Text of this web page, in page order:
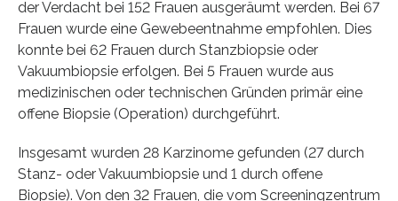
der Verdacht bei 152 Frauen ausgeräumt werden. Bei 67
Frauen wurde eine Gewebeentnahme empfohlen. Dies
konnte bei 62 Frauen durch Stanzbiopsie oder
Vakuumbiopsie erfolgen. Bei 5 Frauen wurde aus
medizinischen oder technischen Gründen primär eine
offene Biopsie (Operation) durchgeführt.
Insgesamt wurden 28 Karzinome gefunden (27 durch
Stanz- oder Vakuumbiopsie und 1 durch offene
Biopsie). Von den 32 Frauen, die vom Screeningzentrum